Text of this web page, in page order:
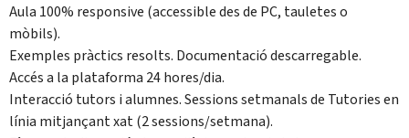
Aula 100% responsive (accessible des de PC, tauletes o
mòbils).
Exemples pràctics resolts. Documentació descarregable.
Accés a la plataforma 24 hores/dia.
Interacció tutors i alumnes. Sessions setmanals de Tutories en
línia mitjançant xat (2 sessions/setmana).